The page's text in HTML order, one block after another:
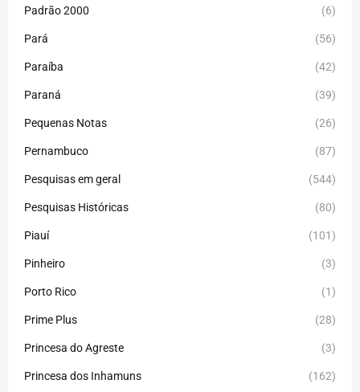
Padrão 2000 (6)
Pará (56)
Paraíba (42)
Paraná (39)
Pequenas Notas (26)
Pernambuco (87)
Pesquisas em geral (544)
Pesquisas Históricas (80)
Piauí (101)
Pinheiro (3)
Porto Rico (1)
Prime Plus (28)
Princesa do Agreste (3)
Princesa dos Inhamuns (162)